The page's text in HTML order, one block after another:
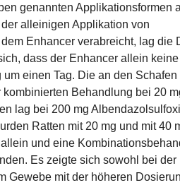
genannten Applikationsformen
alleinigen Applikation von
Enhancer verabreicht, lag die
dass der Enhancer allein
einen Tag. Die an den Schafen
Behandlung bei 20
lag bei 200 mg
Ratten mit 20 mg und mit 40
und eine
Es zeigte sich sowohl bei der
Gewebe mit der höheren